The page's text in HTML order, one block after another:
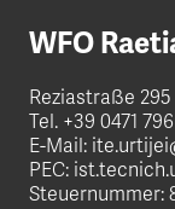
WFO
Reziastraße
Tel. +39 0471
E-Mail:
PEC:
Steuernummer: